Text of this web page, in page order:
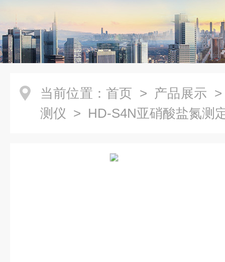
当前位置： 首页 > 产品展示
测仪 > HD-S4N亚硝酸盐氮测